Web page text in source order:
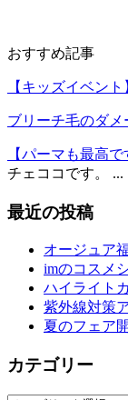
おすすめ記事
【キッズイベント
ブリーチ毛のダメ
【パーマも最高で
チェココです。 ...
最近の投稿
オージュア
imのコスメ
ハイライト
紫外線対策
夏のフェア
カテゴリー